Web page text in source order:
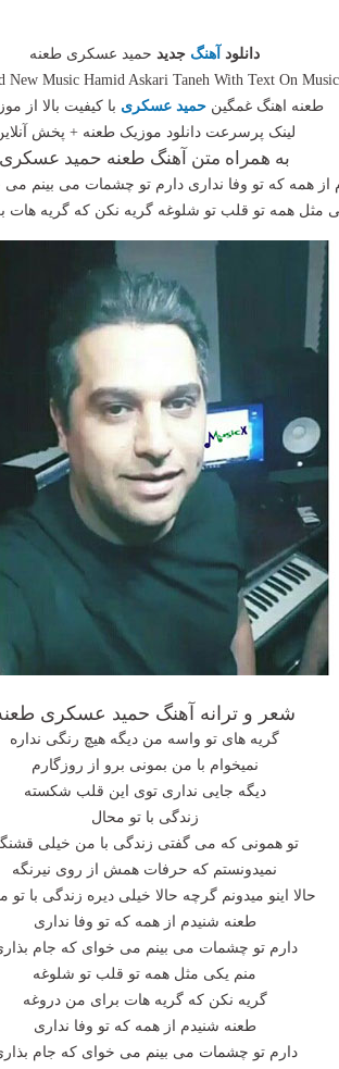
دانلود آهنگ جدید حمید عسکری طعنه
New Music Hamid Askari Taneh With Text On
طعنه اهنگ غمگین حمید عسکری با کیفیت بالا از
لینک پرسرعت دانلود موزیک طعنه + پخش
به همراه متن آهنگ طعنه حمید عسکری
از همه که تو وفا نداری دارم تو چشمات می بینم می
مثل همه تو قلب تو شلوغه گریه نکن که گریه هات
شعر و ترانه آهنگ حمید عسکری
گریه های تو واسه من دیگه هیچ رنگی نداره
نمیخوام با من بمونی برو از روزگارم
دیگه جایی نداری توی این قلب شکسته
زندگی با تو محال
تو همونی که می گفتی زندگی با من خیلی
نمیدونستم که حرفات همش از روی نیرنگه
حالا اینو میدونم گرچه حالا خیلی دیره زندگی با تو
طعنه شنیدم از همه که تو وفا نداری
دارم تو چشمات می بینم می خوای که جام
منم یکی مثل همه تو قلب تو شلوغه
گریه نکن که گریه هات برای من دروغه
طعنه شنیدم از همه که تو وفا نداری
دارم تو چشمات می بینم می خوای که جام